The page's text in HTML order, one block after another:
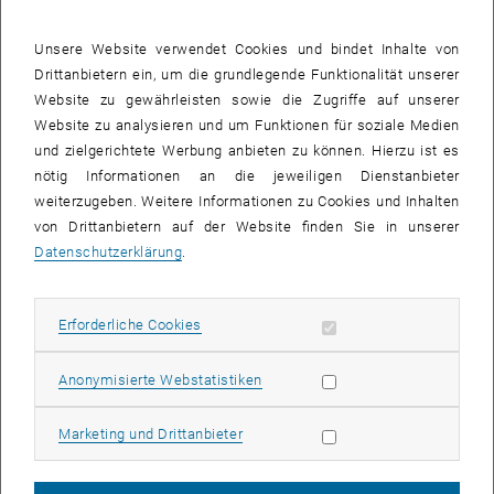
Freut euch auf eine spannende Führung durch das Labor, bei der ihr
nicht nur die neuesten Technologien und Forschungsprojekte
kennenlernen könnt, sondern auch einzelne Forschungsstationen
näher vorgestellt werden.
verschiedenen Forschungsbereiche unserer Fakultät zu geben,
Unsere Website verwendet Cookies und bindet Inhalte von
Drittanbietern ein, um die grundlegende Funktionalität unserer
Website zu gewährleisten sowie die Zugriffe auf unserer
Website zu analysieren und um Funktionen für soziale Medien
und zielgerichtete Werbung anbieten zu können. Hierzu ist es
nötig Informationen an die jeweiligen Dienstanbieter
weiterzugeben. Weitere Informationen zu Cookies und Inhalten
von Drittanbietern auf der Website finden Sie in unserer
Datenschutzerklärung
Erforderliche Cookies Erforderliche Cookies zulassen
Anonymisierte WebstatistikenStatistik Cookies zulassen
Marketing und DrittanbieterMarketing Cookies zulassen